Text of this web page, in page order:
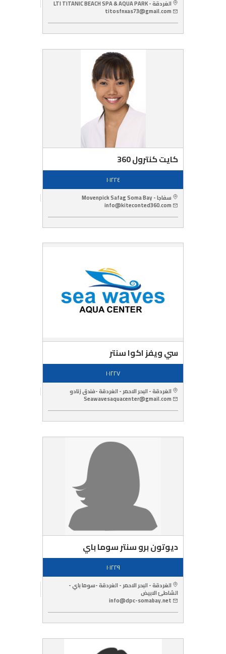
الغردقة - LTI TITANIC BEACH SPA & AQUA PARK
titosfnxas73@gmail.com
كايت كنترول 360
١٠١٢٢٤
سفاجا - Movenpick Safag Soma Bay
info@kiteconted360.com
سي ويفز اكوا سنتر
١٠١٢٢٧
الغردقة - البحر الاحمر - الغردقة -فندق زنادو
Seawavesaquacenter@gmail.com
ديوتون برو سنتر سوما باي
١٠١٢٢٩
الغردقة - البحر الاحمر - الغردقة -سوما باي -
الشاطئ الابيض
info@dpc-somabay.net